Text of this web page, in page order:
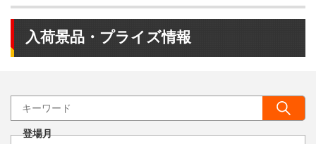
入荷景品・プライズ情報
登場月